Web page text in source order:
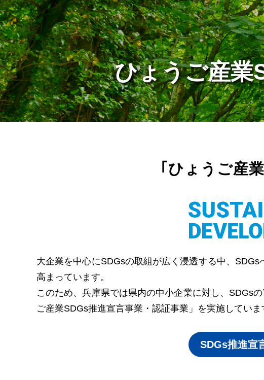
ひょうご産業
｢ひょうご産
大企業を中心にSDGsの取組が広く浸透する中、
高まっています。
このため、兵庫県では県内の中小企業に対し、SDGs
ご産業SDGs推進宣言事業・認証事業」を実施していま
SDGs推進宣